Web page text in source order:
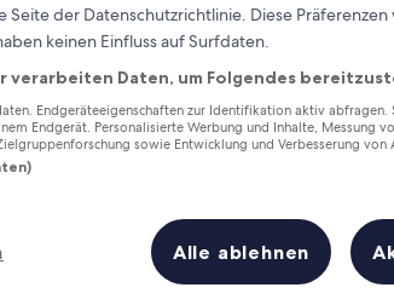
Prämien für jede
Übernachtung
Dieses
7. Aug. - 9.
Seite der Datenschutzrichtlinie. Diese
keinen Einfluss auf Surfdaten.
verarbeiten Daten, um Folgendes
Endgeräteeigenschaften zur Identifikation aktiv abfragen.
Endgerät. Personalisierte Werbung und Inhalte, Messung
sowie Entwicklung und Verbesserung von
Alle ablehnen